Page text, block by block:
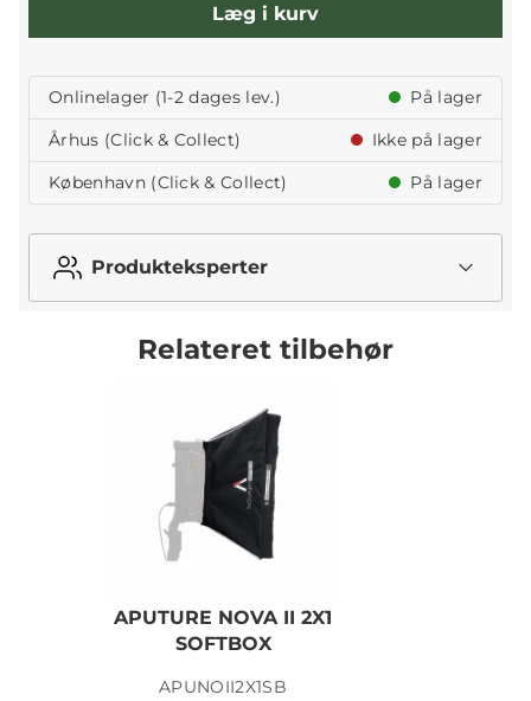
Læg i kurv
Onlinelager (1-2 dages lev.)
På lager
Århus (Click & Collect)
Ikke på lager
København (Click & Collect)
På lager
Produkteksperter
Relateret tilbehør
APUTURE NOVA II 2X1
SOFTBOX
APUNOII2X1SB